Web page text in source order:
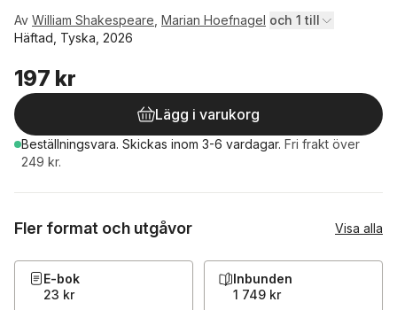
Av William Shakespeare Marian Hoefnagel och 1 till
Häftad, Tyska, 2026
197 kr
Lägg i varukorg
Beställningsvara. Skickas inom 3-6 vardagar. Fri frakt över
249 kr.
Fler format och utgåvor Visa alla
E-bok
23 kr
Inbunden
1 749 kr